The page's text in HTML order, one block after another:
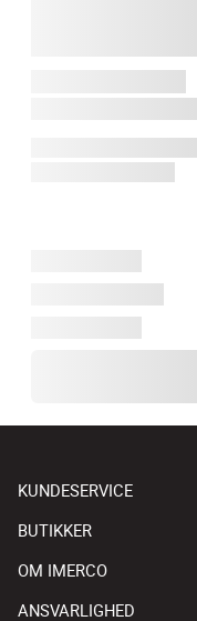
KUNDESERVICE
BUTIKKER
OM IMERCO
ANSVARLIGHED